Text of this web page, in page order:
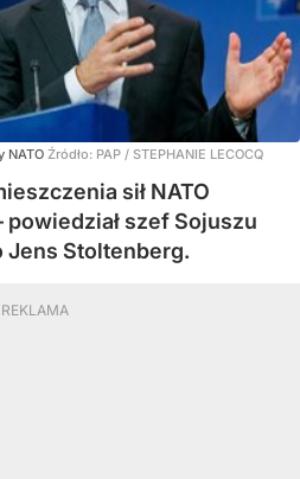
NATO Źródło: PAP / STEPHANIE LECOCQ
sił NATO
szef Sojuszu
Jens Stoltenberg.